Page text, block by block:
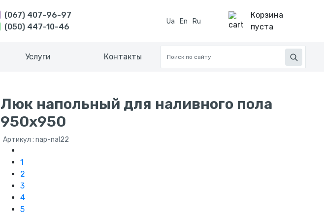
(067) 407-96-97
(050) 447-10-46
Ua En Ru
Корзина
пуста
Услуги Контакты
Люк напольный для наливного пола
950х950
Артикул : nap-nal22
1
2
3
4
5